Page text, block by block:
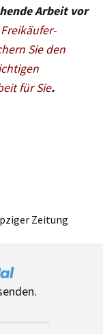
Arbeit vor
Sie den
für Sie.
Zeitung